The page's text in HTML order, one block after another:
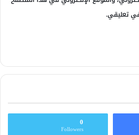
في تعليقي.
0
Followers